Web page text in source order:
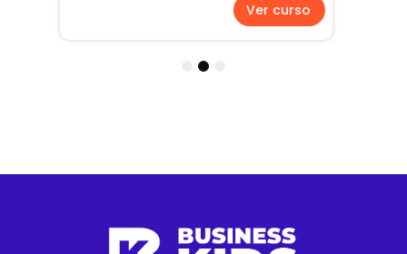
Ver curso